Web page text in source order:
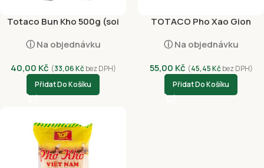
Totaco Bun Kho 500g (soi
ⓘ Na objednávku
40,00 Kč (33,06Kčbez DPH)
Přidat Do Košíku
TOTACO Pho Xao Gion
ⓘ Na objednávku
55,00 Kč (45,45Kčbez DPH)
Přidat Do Košíku